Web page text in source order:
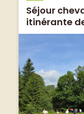
Séjour
itinérante